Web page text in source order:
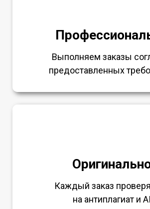
Выполняем заказы
предоставленных
Каждый заказ
на антиплагиат и AI